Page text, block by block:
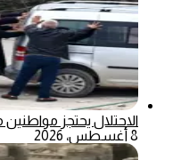
الاحتلال يحتجز
8 أغسطس، 2026